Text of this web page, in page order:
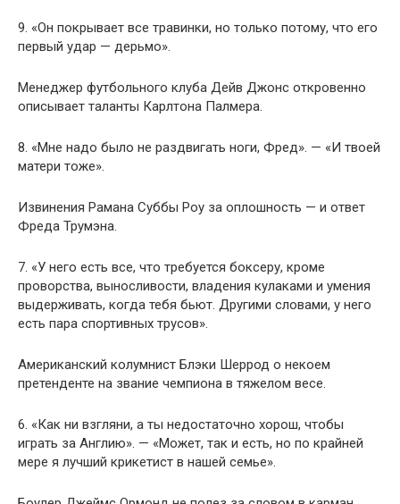
9. «Он покрывает все травинки, но только потому, что его
первый удар — дерьмо».
Менеджер футбольного клуба Дейв Джонс откровенно
описывает таланты Карлтона Палмера.
8. «Мне надо было не раздвигать ноги, Фред». — «И твоей
матери тоже».
Извинения Рамана Суббы Роу за оплошность — и ответ
Фреда Трумэна.
7. «У него есть все, что требуется боксеру, кроме
проворства, выносливости, владения кулаками и умения
выдерживать, когда тебя бьют. Другими словами, у него
есть пара спортивных трусов».
Американский колумнист Блэки Шеррод о некоем
претенденте на звание чемпиона в тяжелом весе.
6. «Как ни взгляни, а ты недостаточно хорош, чтобы
играть за Англию». — «Может, так и есть, но по крайней
мере я лучший крикетист в нашей семье».